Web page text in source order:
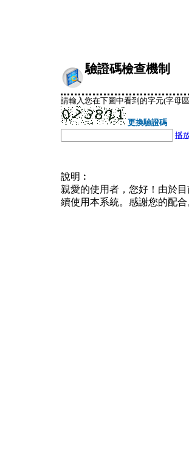
驗證碼檢查機制
請輸入您在下圖中看到的字元(字母
更換驗證碼
播
說明︰
親愛的使用者，您好！由於
續使用本系統。感謝您的配合